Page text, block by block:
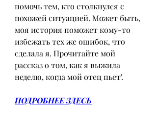
помочь тем, кто столкнулся с
похожей ситуацией. Может быть,
моя история поможет кому-то
избежать тех же ошибок, что
сделала я. Прочитайте мой
рассказ о том, как я выжила
неделю, когда мой отец пьет'.
ПОДРОБНЕЕ ЗДЕСЬ